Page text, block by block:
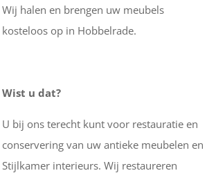
Wij halen en brengen uw meubels
kosteloos op in Hobbelrade.
Wist u dat?
U bij ons terecht kunt voor restauratie en
conservering van uw antieke meubelen en
Stijlkamer interieurs. Wij restaureren